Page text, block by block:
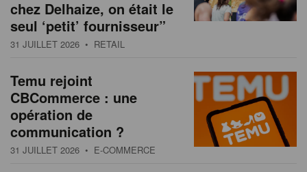
chez Delhaize, on était le
seul ‘petit’ fournisseur”
31 JUILLET 2026 • RETAIL
Temu rejoint
CBCommerce : une
opération de
communication ?
31 JUILLET 2026 • E-COMMERCE